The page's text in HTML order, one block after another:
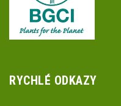
RYCHLÉ ODKAZY